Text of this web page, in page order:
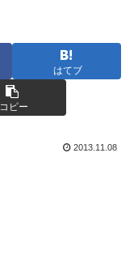
はてブ
コピー
2013.11.08